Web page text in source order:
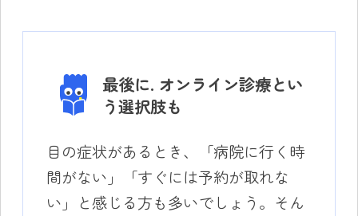
最後に. オンライン診療とい
う選択肢も
目の症状があるとき、「病院に行く時
間がない」「すぐには予約が取れな
い」と感じる方も多いでしょう。そん